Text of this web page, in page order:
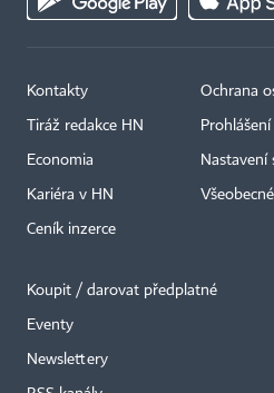
Kontakty
Tiráž redakce HN
Economia
Kariéra v HN
Ceník inzerce
Ochrana
Nastavení
Koupit / darovat předplatné
Eventy
Newslettery